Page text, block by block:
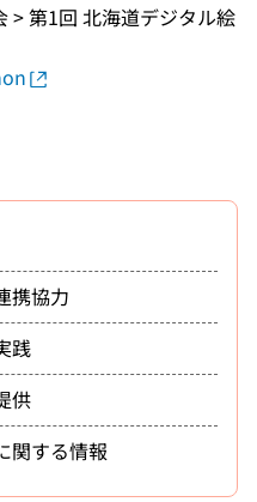
> 第1回 北海道デジタル絵
携協力
践
供
関する情報